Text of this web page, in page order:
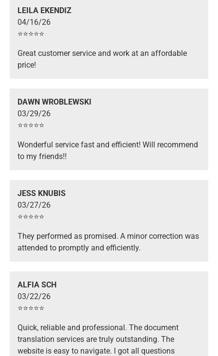
LEILA EKENDIZ
04/16/26
⭐️⭐️⭐️⭐️⭐️
Great customer service and work at an affordable
price!
DAWN WROBLEWSKI
03/29/26
⭐️⭐️⭐️⭐️⭐️
Wonderful service fast and efficient! Will recommend
to my friends!!
JESS KNUBIS
03/27/26
⭐️⭐️⭐️⭐️⭐️
They performed as promised. A minor correction was
attended to promptly and efficiently.
ALFIA SCH
03/22/26
⭐️⭐️⭐️⭐️⭐️
Quick, reliable and professional. The document
translation services are truly outstanding. The
website is easy to navigate. I got all questions